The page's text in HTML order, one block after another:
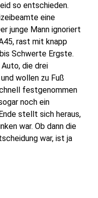
so entschieden.
eine
junge Mann ignoriert
rast mit knapp
Schwerte Ergste.
die drei
wollen zu Fuß
festgenommen
noch ein
stellt sich heraus,
war. Ob dann die
war, ist ja